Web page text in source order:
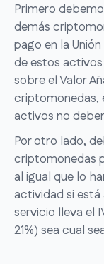
Primero
demás
pago en la
de estos
sobre el Valor
criptomonedas,
activos no
Por otro lado,
criptomonedas
al igual que lo
actividad si está
servicio lleva el
21%) sea cual